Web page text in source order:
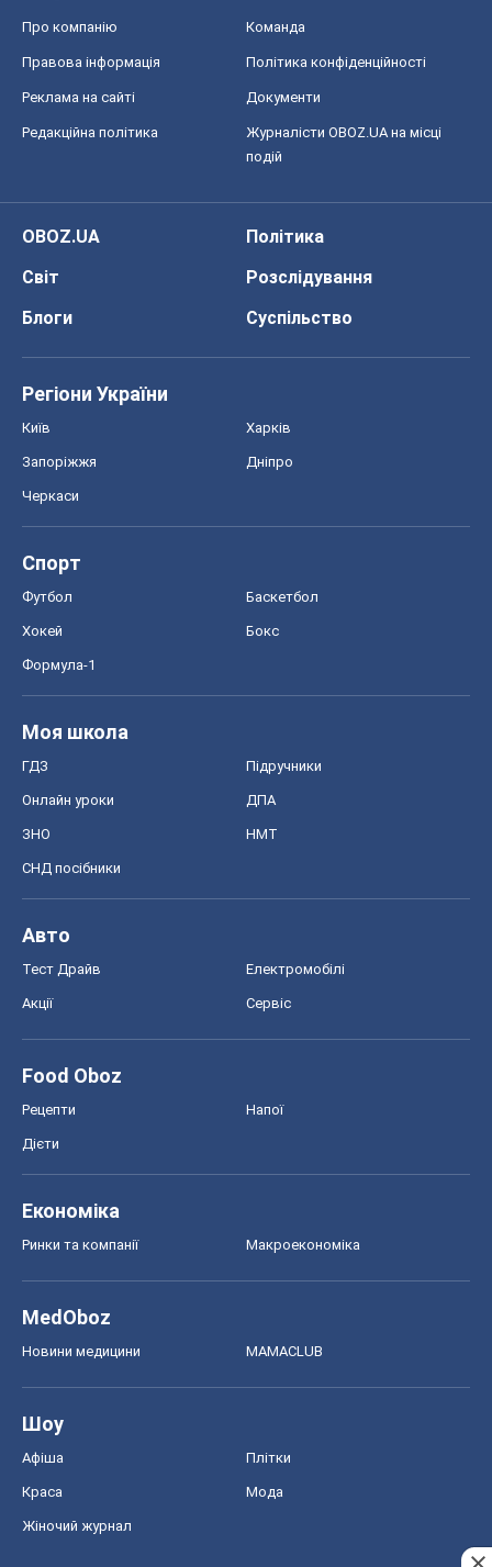
Про компанію Команда
Правова інформація Політика конфіденційності
Реклама на сайті Документи
Редакційна політика
Журналісти OBOZ.UA на місці
подій
OBOZ.UA
Політика
Світ
Розслідування
Блоги
Суспільство
Регіони України
Київ Харків
Запоріжжя Дніпро
Черкаси
Спорт
Футбол Баскетбол
Хокей Бокс
Формула-1
Моя школа
ГДЗ Підручники
Онлайн уроки ДПА
ЗНО НМТ
СНД посібники
Авто
Тест Драйв Електромобілі
Акції Сервіс
Food Oboz
Рецепти Напої
Дієти
Економіка
Ринки та компанії Макроекономіка
MedOboz
Новини медицини MAMACLUB
Шоу
Афіша Плітки
Краса Мода
Жіночий журнал